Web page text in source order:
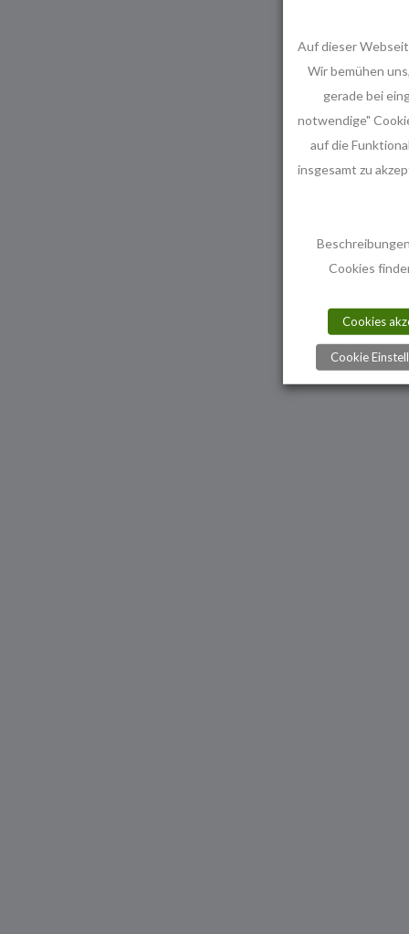
Auf dieser
Wir bemühen
gerade bei
notwendige"
auf die
insgesamt zu
Cookies
Cookies
Cookie